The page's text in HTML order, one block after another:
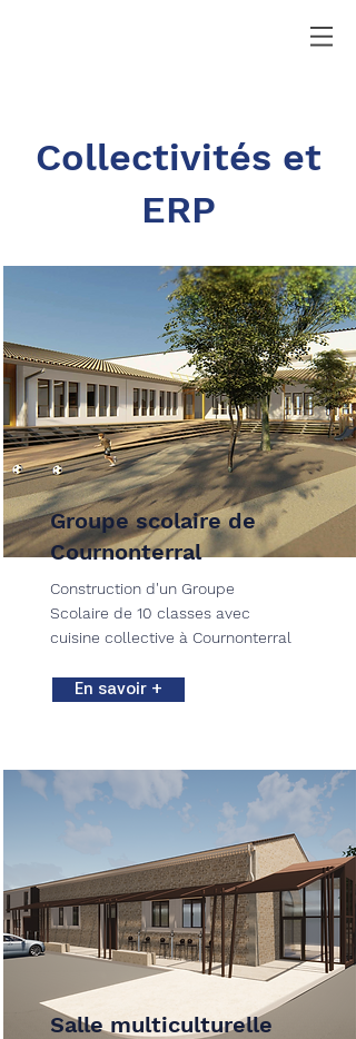
Collectivités et
ERP
Groupe scolaire de
Cournonterral
Construction d'un Groupe
Scolaire de 10 classes avec
cuisine collective à Cournonterral
En savoir +
Salle multiculturelle